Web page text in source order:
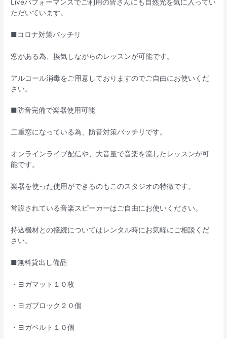
Liveパフォーマンスでご利用の皆さんにも自然光を気に入ってい
ただいています。
■コロナ対策バッチリ
窓がある為、換気しながらのレッスンが可能です。
アルコール消毒をご用意しておりますのでご自由にお使いくだ
さい。
■防音完備で楽器使用可能
二重窓になっている為、防音対策バッチリです。
オンラインライブ配信や、大音量で音楽を流したレッスンが可
能です。
楽器を使った使用ができるのもこのスタジオの特徴です。
常設されている音楽スピーカーはご自由にお使いください。
持込機材との接続についてはレンタル時にお気軽にご相談くだ
さい。
■無料貸出し備品
・ヨガマット１０枚
・ヨガブロック２０個
・ヨガベルト１０個